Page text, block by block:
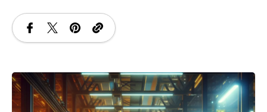
SANATATE
INGRIJIRE